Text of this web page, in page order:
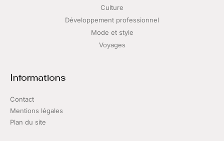
Culture
Développement professionnel
Mode et style
Voyages
Informations
Contact
Mentions légales
Plan du site